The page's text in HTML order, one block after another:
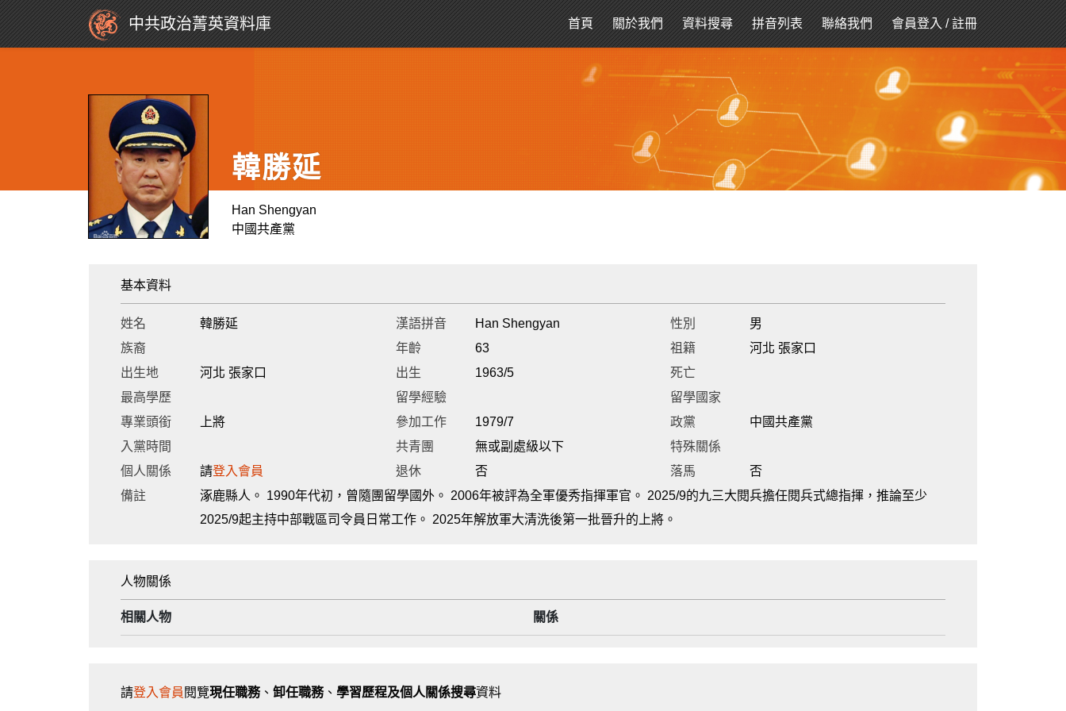
中共政治菁英資料庫 首頁 關於我們 資料搜尋 拼音列表 聯絡我們 會員登入/註冊
韓勝延
Han Shengyan
中國共產黨
基本資料
姓名 韓勝延 漢語拼音 Han Shengyan 性別
男
族裔
年齡 63 祖籍
河北 張家口
出生地
河北 張家口 出生 1963/5
死亡
最高學歷
留學經驗
留學國家
專業頭銜
上將 參加工作 1979/7 政黨
中國共產黨
入黨時間
共青團 無或副處級以下
特殊關係
個人關係
請登入會員 退休 否 落馬
否
備註
涿鹿縣人。 1990年代初，曾隨團留學國外。 2006年被評為全軍優秀指揮軍官。 2025/9的九三大閱兵擔任閱兵式總指揮，推論至少
2025/9起主持中部戰區司令員日常工作。 2025年解放軍大清洗後第一批晉升的上將。
人物關係
相關人物 關係
請登入會員 閱覽現任職務、 卸任職務、 學習歷程及個人關係搜尋資料